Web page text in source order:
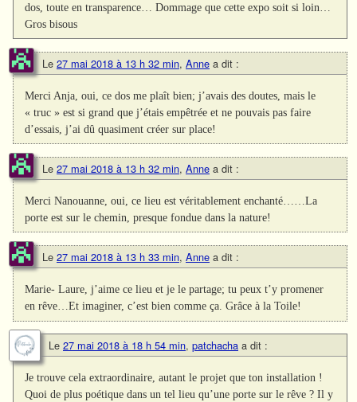
dos, toute en transparence… Dommage que cette expo soit si loin…
Gros bisous
Le 27 mai 2018 à 13 h 32 min, Anne a dit :
Merci Anja, oui, ce dos me plaît bien; j’avais des doutes, mais le
« truc » est si grand que j’étais empêtrée et ne pouvais pas faire
d’essais, j’ai dû quasiment créer sur place!
Le 27 mai 2018 à 13 h 32 min, Anne a dit :
Merci Nanouanne, oui, ce lieu est véritablement enchanté……La
porte est sur le chemin, presque fondue dans la nature!
Le 27 mai 2018 à 13 h 33 min, Anne a dit :
Marie- Laure, j’aime ce lieu et je le partage; tu peux t’y promener
en rêve…Et imaginer, c’est bien comme ça. Grâce à la Toile!
Le 27 mai 2018 à 18 h 54 min, patchacha a dit :
Je trouve cela extraordinaire, autant le projet que ton installation !
Quoi de plus poétique dans un tel lieu qu’une porte sur le rêve ? Il y